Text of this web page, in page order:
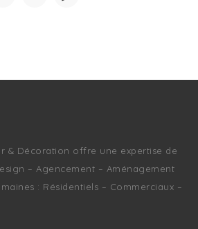
& Décoration offre une expertise de
– Agencement – Aménagement
: Résidentiels – Commerciaux –